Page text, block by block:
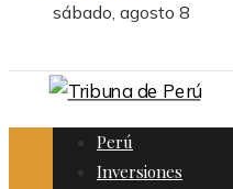
sábado, agosto 8
Perú
Inversiones